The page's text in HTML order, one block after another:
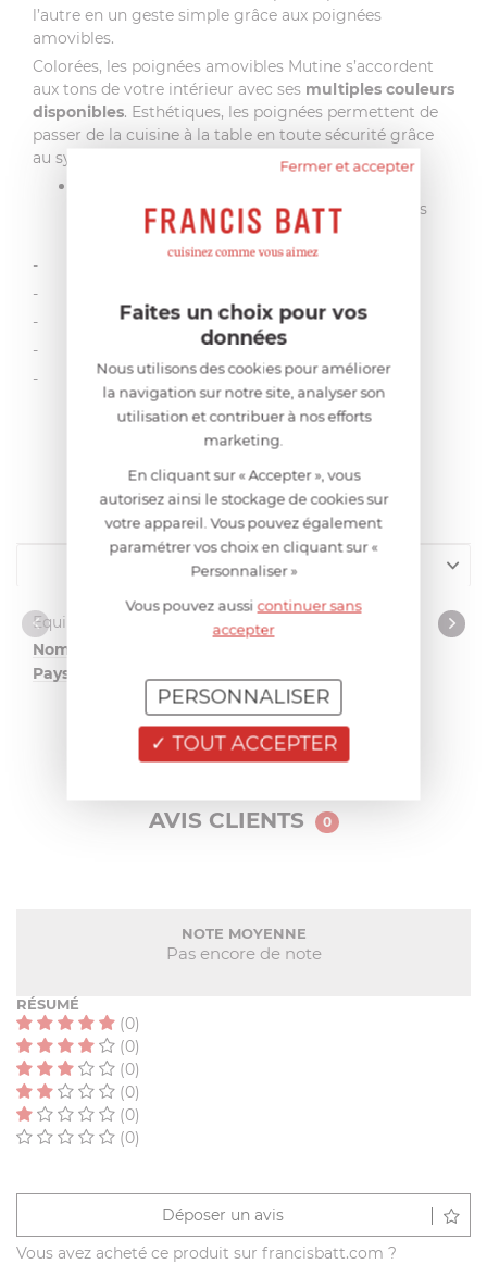
l’autre en un geste simple grâce aux poignées
amovibles.
Colorées, les poignées amovibles Mutine s’accordent
aux tons de votre intérieur avec ses multiples couleurs
disponibles. Esthétiques, les poignées permettent de
passer de la cuisine à la table en toute sécurité grâce
au système « Cook & Serve »
adaptable sur toutes les collections amovibles
- Manche en bakélite
- Mécanisme inox
- Sécurité et fiabilité
- Passe au lave-vaisselle
- Multiples coloris
CARACTÉRISTIQUES
Design et matériaux
Equipement
Nombre de pièces
Pays de fabrication
métropolitaine
AVIS CLIENTS 0
NOTE MOYENNE
Pas encore de note
RÉSUMÉ
(0)
(0)
(0)
(0)
(0)
(0)
Déposer un avis
Vous avez acheté ce produit sur francisbatt.com ?
Fermer et accepter
Faites un choix pour vos
données
Nous utilisons des cookies pour améliorer
la navigation sur notre site, analyser son
utilisation et contribuer à nos efforts
marketing.
En cliquant sur « Accepter », vous
autorisez ainsi le stockage de cookies sur
votre appareil. Vous pouvez également
paramétrer vos choix en cliquant sur «
Personnaliser »
Vous pouvez aussicontinuer sans
accepter
TOUT ACCEPTER
PERSONNALISER